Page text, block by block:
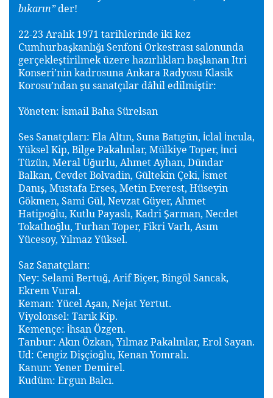
bıkarın”der!
22-23 Aralık 1971 tarihlerinde iki kez
Cumhurbaşkanlığı Senfoni Orkestrası salonunda
gerçekleştirilmek üzere hazırlıkları başlanan Itri
Konseri’nin kadrosuna Ankara Radyosu Klasik
Korosu’ndan şu sanatçılar dâhil edilmiştir:
Yöneten: İsmail Baha Sürelsan
Ses Sanatçıları: Ela Altın, Suna Batıgün, İclal İncula,
Yüksel Kip, Bilge Pakalınlar, Mülkiye Toper, İnci
Tüzün, Meral Uğurlu, Ahmet Ayhan, Dündar
Balkan, Cevdet Bolvadin, Gültekin Çeki, İsmet
Danış, Mustafa Erses, Metin Everest, Hüseyin
Gökmen, Sami Gül, Nevzat Güyer, Ahmet
Hatipoğlu, Kutlu Payaslı, Kadri Şarman, Necdet
Tokatlıoğlu, Turhan Toper, Fikri Varlı, Asım
Yücesoy, Yılmaz Yüksel.
Saz Sanatçıları:
Ney: Selami Bertuğ, Arif Biçer, Bingöl Sancak,
Ekrem Vural.
Keman: Yücel Aşan, Nejat Yertut.
Viyolonsel: Tarık Kip.
Kemençe: İhsan Özgen.
Tanbur: Akın Özkan, Yılmaz Pakalınlar, Erol Sayan.
Ud: Cengiz Dişçioğlu, Kenan Yomralı.
Kanun: Yener Demirel.
Kudüm: Ergun Balcı.